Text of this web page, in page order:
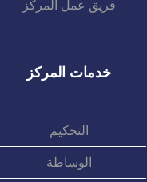
فريق عمل المركز
خدمات المركز
التحكيم
الوساطة